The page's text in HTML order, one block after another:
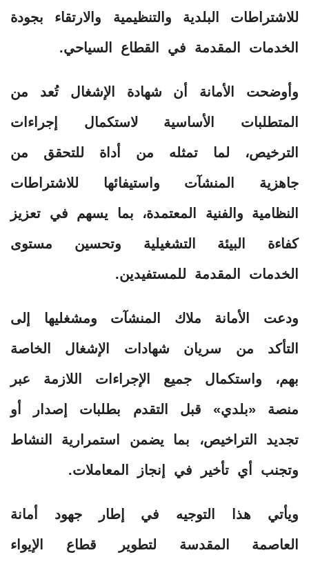
للاشتراطات البلدية والتنظيمية والارتقاء بجودة
الخدمات المقدمة في القطاع السياحي.
وأوضحت الأمانة أن شهادة الإشغال تُعد من
المتطلبات الأساسية لاستكمال إجراءات
الترخيص، لما تمثله من أداة للتحقق من
جاهزية المنشآت واستيفائها للاشتراطات
النظامية والفنية المعتمدة، بما يسهم في تعزيز
كفاءة البيئة التشغيلية وتحسين مستوى
الخدمات المقدمة للمستفيدين.
ودعت الأمانة ملاك المنشآت ومشغليها إلى
التأكد من سريان شهادات الإشغال الخاصة
بهم، واستكمال جميع الإجراءات اللازمة عبر
منصة «بلدي» قبل التقدم بطلبات إصدار أو
تجديد التراخيص، بما يضمن استمرارية النشاط
وتجنب أي تأخير في إنجاز المعاملات.
ويأتي هذا التوجيه في إطار جهود أمانة
العاصمة المقدسة لتطوير قطاع الإيواء